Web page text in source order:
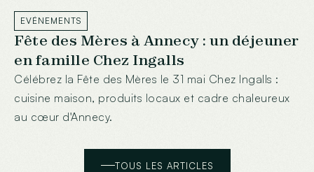
EVÉNEMENTS
Fête des Mères à Annecy : un déjeuner
en famille Chez Ingalls
Célébrez la Fête des Mères le 31 mai Chez Ingalls :
cuisine maison, produits locaux et cadre chaleureux
au cœur d'Annecy.
TOUS LES ARTICLES